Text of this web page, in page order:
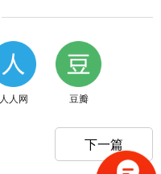
人人网 豆瓣
下一篇